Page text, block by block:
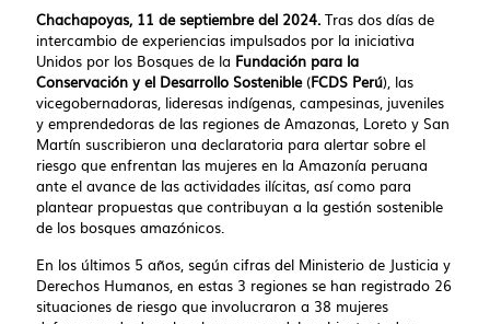
Chachapoyas, 11 de septiembre del 2024. Tras dos días de
intercambio de experiencias impulsados por la iniciativa
Unidos por los Bosques de la Fundación para la
Conservación y el Desarrollo Sostenible(FCDS Perú), las
vicegobernadoras, lideresas indígenas, campesinas, juveniles
y emprendedoras de las regiones de Amazonas, Loreto y San
Martín suscribieron una declaratoria para alertar sobre el
riesgo que enfrentan las mujeres en la Amazonía peruana
ante el avance de las actividades ilícitas, así como para
plantear propuestas que contribuyan a la gestión sostenible
de los bosques amazónicos.
En los últimos 5 años, según cifras del Ministerio de Justicia y
Derechos Humanos, en estas 3 regiones se han registrado 26
situaciones de riesgo que involucraron a 38 mujeres